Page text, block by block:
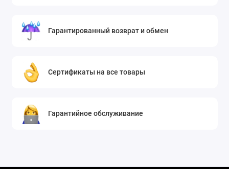
Гарантированный возврат и обмен
Сертификаты на все товары
Гарантийное обслуживание